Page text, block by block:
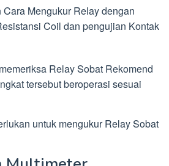
Mengukur Relay dengan
Coil dan pengujian Kontak
Relay Sobat Rekomend
tersebut beroperasi sesuai
untuk mengukur Relay Sobat